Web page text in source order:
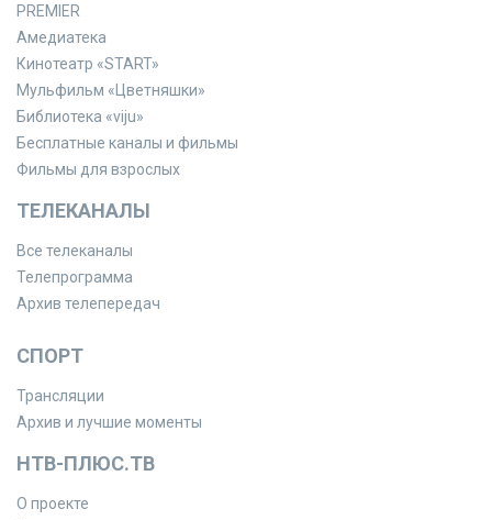
PREMIER
Амедиатека
Кинотеатр «START»
Мульфильм «Цветняшки»
Библиотека «viju»
Бесплатные каналы и фильмы
Фильмы для взрослых
ТЕЛЕКАНАЛЫ
Все телеканалы
Телепрограмма
Архив телепередач
СПОРТ
Трансляции
Архив и лучшие моменты
НТВ-ПЛЮС.ТВ
О проекте